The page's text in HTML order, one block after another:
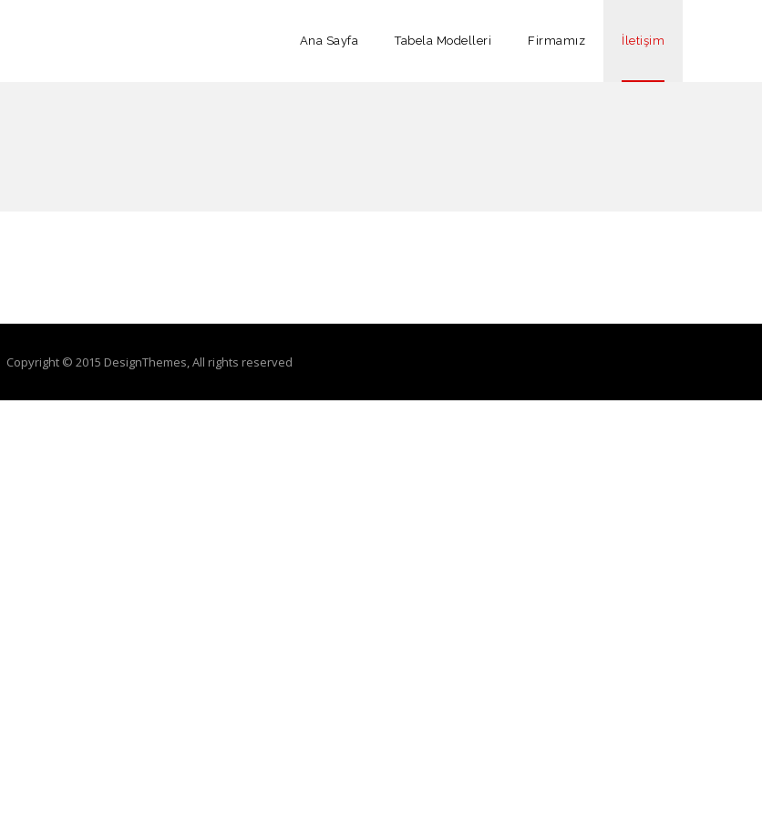
Ana Sayfa Tabela Modelleri Firmamız İletişim
Copyright © 2015 DesignThemes, All rights reserved